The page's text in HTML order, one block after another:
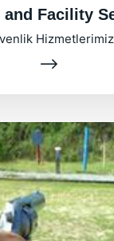
Facility
Hizmetlerimiz